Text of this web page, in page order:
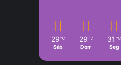
29 ℃
Sáb
29 ℃
Dom
31 ℃
Seg